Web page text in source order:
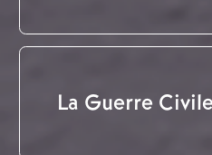
La Guerre